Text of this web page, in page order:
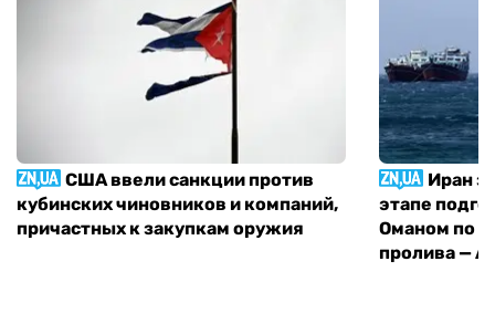
США ввели санкции против
кубинских чиновников и компаний,
причастных к закупкам оружия
Иран
этапе
Оманом по
пролива —